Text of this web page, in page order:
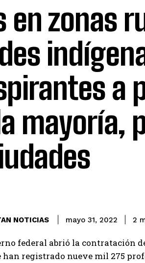
en zonas
a
mayoría,
NOTICIAS mayo 31, 2022 2
federal abrió la contratación
han registrado nueve mil 275